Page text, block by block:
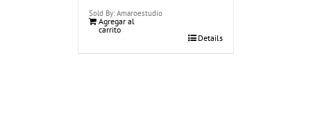
Sold By: Amaroestudio
Agregar al
carrito
Details